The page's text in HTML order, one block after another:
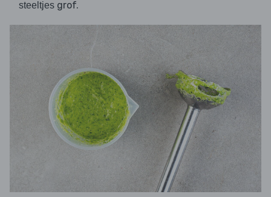
steeltjes grof.